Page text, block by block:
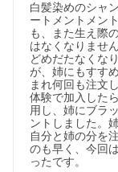
●パーマ、その他の
お客様の髪の状態
ございます。
●衣服や布等に色が
でご注意ください。
●身体、お風呂場、
てください。汚れ
ます。
●髪が濡れていると
とき等）は衣服、
白髪染めのシャ
ートメントメン
も、また生え際
はなくなりませ
どめだたなくな
が、姉にもすす
まれ何回も注文
体験で加入した
用し、姉にブラ
ントしました。
自分と姉の分を
のも早く、今回
ったです。